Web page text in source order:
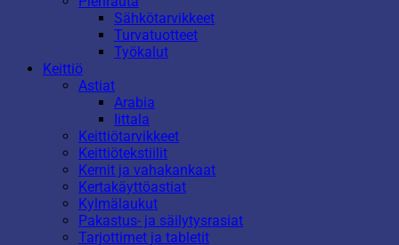
Sähkötarvikkeet
Turvatuotteet
Työkalut
Keittiö
Astiat
Arabia
Iittala
Keittiötarvikkeet
Keittiötekstiilit
Kernit ja vahakankaat
Kertakäyttöastiat
Kylmälaukut
Pakastus- ja säilytysrasiat
Tarjottimet ja tabletit